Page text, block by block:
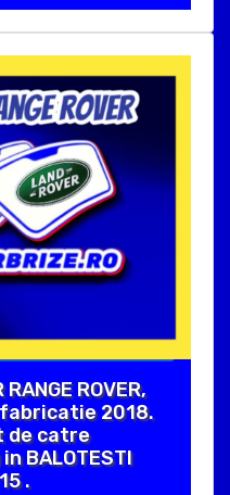
ROVER,
fabricatie 2018.
de catre
BALOTESTI
.